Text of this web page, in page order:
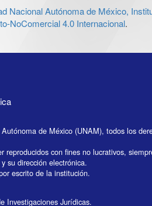
Nacional Autónoma de México,
NoComercial 4.0 Internacional.
de México (UNAM), todos los
reproducidos con fines no lucrativos,
su dirección electrónica.
escrito de la institución.
Investigaciones Jurídicas.